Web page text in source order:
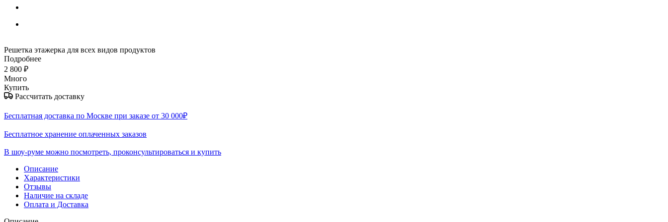
Решетка этажерка для всех видов продуктов
Подробнее
2 800 ₽
Много
Купить
Рассчитать доставку
Бесплатная доставка по Москве при заказе от 30 000₽
Бесплатное хранение оплаченных заказов
В шоу-руме можно посмотреть, проконсультироваться и купить
Описание
Характеристики
Отзывы
Наличие на складе
Оплата и Доставка